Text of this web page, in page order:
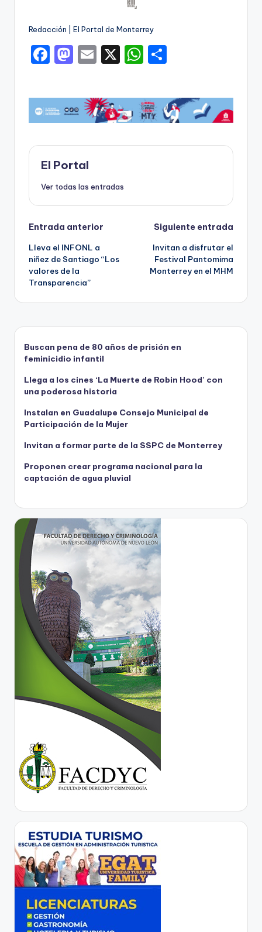
Redacción | El Portal de Monterrey
F
c
e
b
o
o
k
M
st
o
d
o
n
E
ai
l
X
W
a
ts
A
p
m
p
ar
ti
El Portal
Ver todas las entradas
Navegación
de
entradas
Entrada anterior
Lleva el INFONL a
niñez de Santiago “Los
valores de la
Transparencia”
Siguiente entrada
Invitan a disfrutar el
Festival Pantomima
Monterrey en el MHM
Buscan pena de 80 años de prisión en
feminicidio infantil
Llega a los cines ‘La Muerte de Robin Hood’ con
una poderosa historia
Instalan en Guadalupe Consejo Municipal de
Participación de la Mujer
Invitan a formar parte de la SSPC de Monterrey
Proponen crear programa nacional para la
captación de agua pluvial